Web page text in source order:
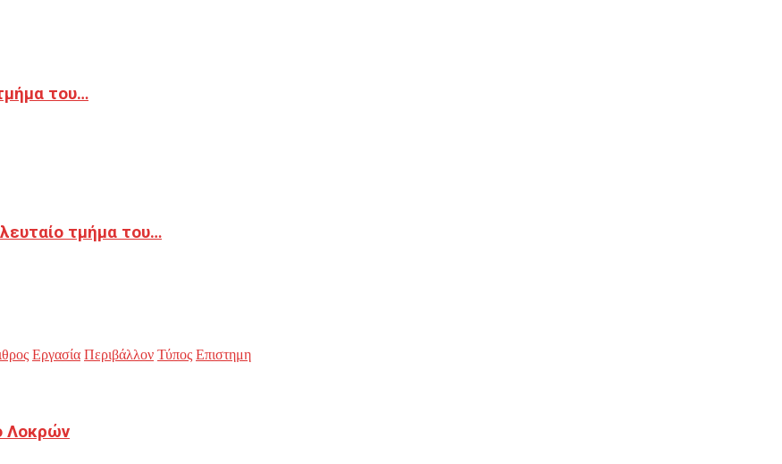
του…
τμήμα του…
Εργασία Περιβάλλον Τύπος Επιστημη
Λοκρών